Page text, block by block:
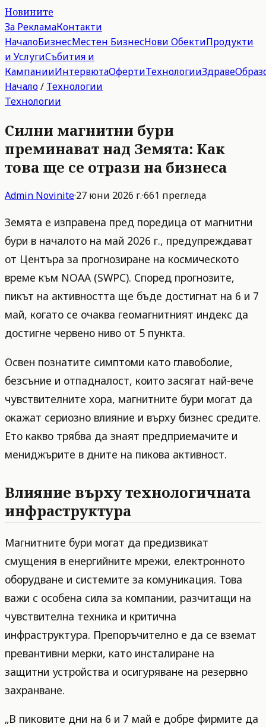
Новините
За РекламаКонтакти
НачалоБизнесМестен БизнесНови ОбектиПродукти
и УслугиСъбития и
КампанииИнтервютаОфертиТехнологииЗдраве
Начало/ Технологии
Технологии
Силни магнитни бури
преминават над Земята: Как
това ще се отрази на бизнеса
Admin Novinite·27 юни 2026 г.·661 прегледа
Земята е изправена пред поредица от магнитни
бури в началото на май 2026 г., предупреждават
от Центъра за прогнозиране на космическото
време към NOAA (SWPC). Според прогнозите,
пикът на активността ще бъде достигнат на 6 и 7
май, когато се очаква геомагнитният индекс да
достигне червено ниво от 5 пункта.
Освен познатите симптоми като главоболие,
безсъние и отпадналост, които засягат най-вече
чувствителните хора, магнитните бури могат да
окажат сериозно влияние и върху бизнес средите.
Ето какво трябва да знаят предприемачите и
мениджърите в дните на пикова активност.
Влияние върху технологичната
инфраструктура
Магнитните бури могат да предизвикат
смущения в енергийните мрежи, електронното
оборудване и системите за комуникация. Това
важи с особена сила за компании, разчитащи на
чувствителна техника и критична
инфраструктура. Препоръчително е да се вземат
превантивни мерки, като инсталиране на
защитни устройства и осигуряване на резервно
захранване.
„В пиковите дни на 6 и 7 май е добре фирмите да